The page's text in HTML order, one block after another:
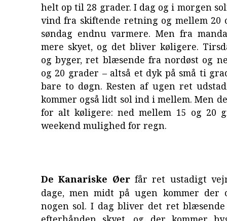
helt op til 28 grader. I dag og i morgen
vind fra skiftende retning og mellem 20
søndag endnu varmere. Men fra
mere skyet, og det bliver køligere.
og byger, ret blæsende fra nordøst og
og 20 grader – altså et dyk på små ti
bare to døgn. Resten af ugen ret
kommer også lidt sol ind i mellem. Men
for alt køligere: ned mellem 15 og 20
weekend mulighed for regn.
De Kanariske Øer får ret ustadigt
dage, men midt på ugen kommer der
nogen sol. I dag bliver det ret